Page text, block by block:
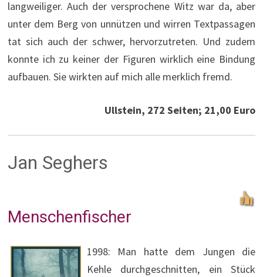
langweiliger. Auch der versprochene Witz war da, aber
unter dem Berg von unnützen und wirren Textpassagen
tat sich auch der schwer, hervorzutreten. Und zudem
konnte ich zu keiner der Figuren wirklich eine Bindung
aufbauen. Sie wirkten auf mich alle merklich fremd.
Ullstein, 272 Seiten; 21,00 Euro
Jan Seghers
Menschenfischer
1998: Man hatte dem Jungen die
Kehle durchgeschnitten, ein Stück